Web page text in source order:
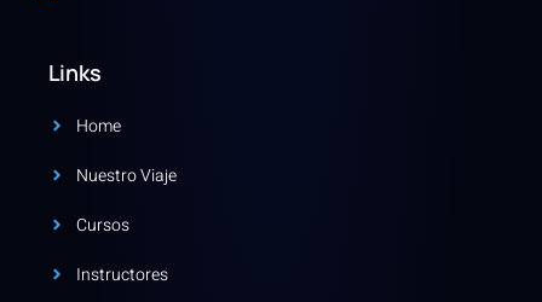
Links
Home
Nuestro Viaje
Cursos
Instructores